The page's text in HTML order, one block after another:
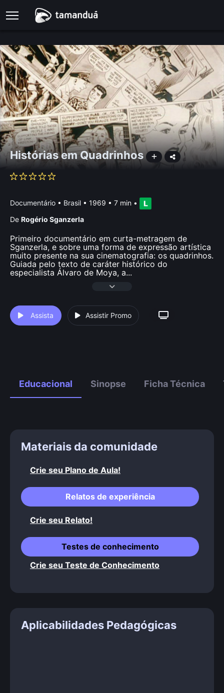
Histórias em Quadrinhos
Documentário • Brasil • 1969 • 7 min •
De Rogério Sganzerla
Primeiro documentário em curta-metragem de
Sganzerla, e sobre uma forma de expressão artística
muito presente na sua cinematografia: os quadrinhos.
Guiada pelo texto de caráter histórico do
especialista Álvaro de Moya, a...
Assista Assistir Promo
Educacional Sinopse Ficha Técnica
Materiais da comunidade
Crie seu Plano de Aula!
Relatos de experiência
Crie seu Relato!
Testes de conhecimento
Crie seu Teste de Conhecimento
Aplicabilidades Pedagógicas